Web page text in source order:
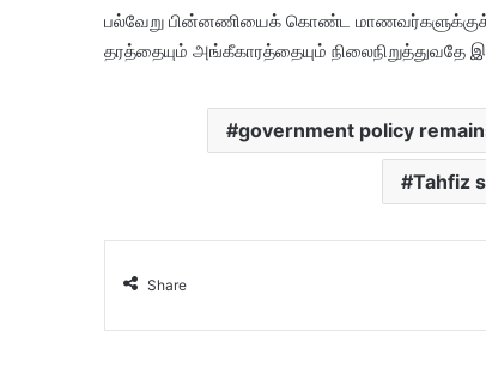
பல்வேறு பின்னணியைக் கொண்ட மாணவர்களுக்குக்
தரத்தையும் அங்கீகாரத்தையும்
government policy
Tahfiz
Share